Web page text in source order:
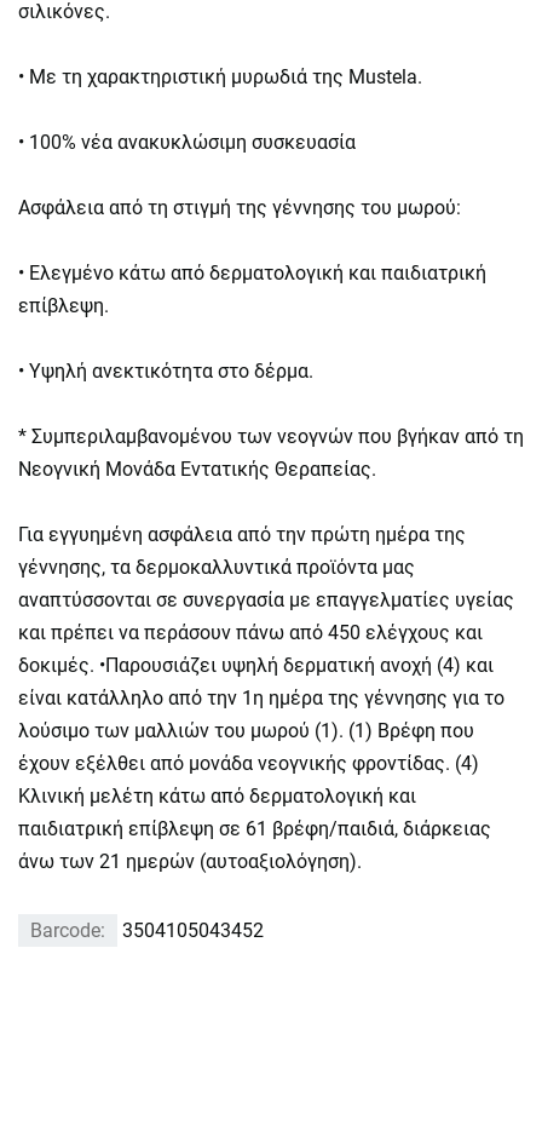
σιλικόνες.
• Με τη χαρακτηριστική μυρωδιά της Mustela.
• 100% νέα ανακυκλώσιμη συσκευασία
Ασφάλεια από τη στιγμή της γέννησης του μωρού:
• Ελεγμένο κάτω από δερματολογική και παιδιατρική
επίβλεψη.
• Υψηλή ανεκτικότητα στο δέρμα.
* Συμπεριλαμβανομένου των νεογνών που βγήκαν από τη
Νεογνική Μονάδα Εντατικής Θεραπείας.
Για εγγυημένη ασφάλεια από την πρώτη ημέρα της
γέννησης, τα δερμοκαλλυντικά προϊόντα μας
αναπτύσσονται σε συνεργασία με επαγγελματίες υγείας
και πρέπει να περάσουν πάνω από 450 ελέγχους και
δοκιμές. •Παρουσιάζει υψηλή δερματική ανοχή (4) και
είναι κατάλληλο από την 1η ημέρα της γέννησης για το
λούσιμο των μαλλιών του μωρού (1). (1) Βρέφη που
έχουν εξέλθει από μονάδα νεογνικής φροντίδας. (4)
Κλινική μελέτη κάτω από δερματολογική και
παιδιατρική επίβλεψη σε 61 βρέφη/παιδιά, διάρκειας
άνω των 21 ημερών (αυτοαξιολόγηση).
Barcode: 3504105043452